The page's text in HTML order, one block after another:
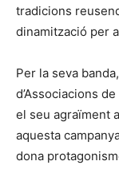
tradicions
dinamització per
Per la seva
d’Associacions
el seu agraïment
aquesta
dona